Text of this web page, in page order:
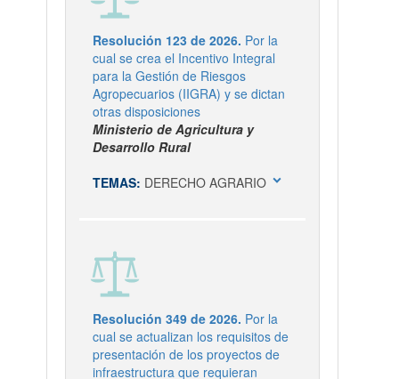
Resolución 123 de 2026. Por la
cual se crea el Incentivo Integral
para la Gestión de Riesgos
Agropecuarios (IIGRA) y se dictan
otras disposiciones
Ministerio de Agricultura y
Desarrollo Rural
TEMAS: DERECHO AGRARIO expand_more
Resolución 349 de 2026. Por la
cual se actualizan los requisitos de
presentación de los proyectos de
infraestructura que requieran